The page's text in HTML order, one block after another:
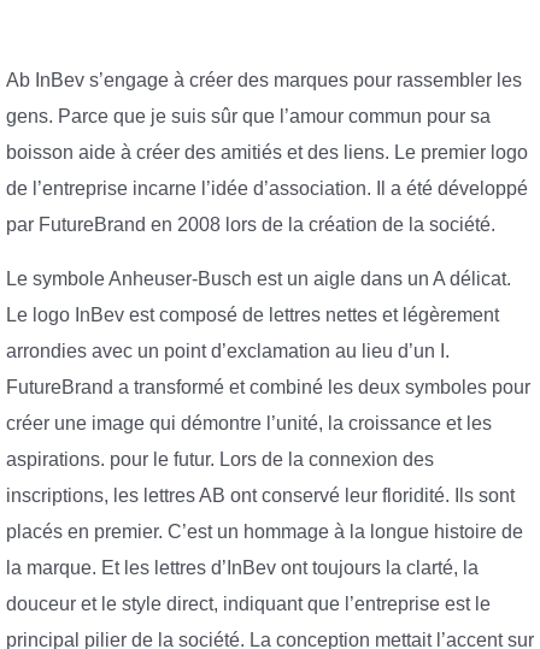
Ab InBev s’engage à créer des marques pour rassembler les
gens. Parce que je suis sûr que l’amour commun pour sa
boisson aide à créer des amitiés et des liens. Le premier logo
de l’entreprise incarne l’idée d’association. Il a été développé
par FutureBrand en 2008 lors de la création de la société.
Le symbole Anheuser-Busch est un aigle dans un A délicat.
Le logo InBev est composé de lettres nettes et légèrement
arrondies avec un point d’exclamation au lieu d’un I.
FutureBrand a transformé et combiné les deux symboles pour
créer une image qui démontre l’unité, la croissance et les
aspirations. pour le futur. Lors de la connexion des
inscriptions, les lettres AB ont conservé leur floridité. Ils sont
placés en premier. C’est un hommage à la longue histoire de
la marque. Et les lettres d’InBev ont toujours la clarté, la
douceur et le style direct, indiquant que l’entreprise est le
principal pilier de la société. La conception mettait l’accent sur